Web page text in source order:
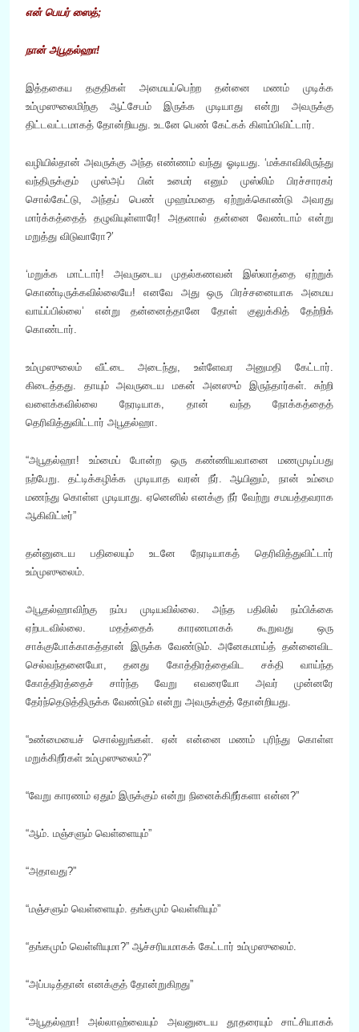
என் பெயர் ஸைத்;
நான் அபூதல்ஹா!
இத்தகைய தகுதிகள் அமையப்பெற்ற தன்னை மணம் முடிக்க
உம்முஸுலைமிற்கு ஆட்சேபம் இருக்க முடியாது என்று அவருக்கு
திட்டவட்டமாகத் தோன்றியது. உடனே பெண் கேட்கக் கிளம்பிவிட்டார்.
வழியில்தான் அவருக்கு அந்த எண்ணம் வந்து ஓடியது. ‘மக்காவிலிருந்து
வந்திருக்கும் முஸ்அப் பின் உமைர் எனும் முஸ்லிம் பிரச்சாரகர்
சொல்கேட்டு, அந்தப் பெண் முஹம்மதை ஏற்றுக்கொண்டு அவரது
மார்க்கத்தைத் தழுவியுள்ளாரே! அதனால் தன்னை வேண்டாம் என்று
மறுத்து விடுவாரோ?’
‘மறுக்க மாட்டார்! அவருடைய முதல்கணவன் இஸ்லாத்தை ஏற்றுக்
கொண்டிருக்கவில்லையே! எனவே அது ஒரு பிரச்சனையாக அமைய
வாய்ப்பில்லை’ என்று தன்னைத்தானே தோள் குலுக்கித் தேற்றிக்
கொண்டார்.
உம்முஸுலைம் வீட்டை அடைந்து, உள்ளேவர அனுமதி கேட்டார்.
கிடைத்தது. தாயும் அவருடைய மகன் அனஸும் இருந்தார்கள். சுற்றி
வளைக்கவில்லை நேரடியாக, தான் வந்த நோக்கத்தைத்
தெரிவித்துவிட்டார் அபூதல்ஹா.
“அபூதல்ஹா! உம்மைப் போன்ற ஒரு கண்ணியவானை மணமுடிப்பது
நற்பேறு. தட்டிக்கழிக்க முடியாத வரன் நீர். ஆயினும், நான் உம்மை
மணந்து கொள்ள முடியாது. ஏனெனில் எனக்கு நீர் வேற்று சமயத்தவராக
ஆகிவிட்டீர்”
தன்னுடைய பதிலையும் உடனே நேரடியாகத் தெரிவித்துவிட்டார்
உம்முஸுலைம்.
அபூதல்ஹாவிற்கு நம்ப முடியவில்லை. அந்த பதிலில் நம்பிக்கை
ஏற்படவில்லை. மதத்தைக் காரணமாகக் கூறுவது ஒரு
சாக்குபோக்காகத்தான் இருக்க வேண்டும். அனேகமாய்த் தன்னைவிட
செல்வந்தனையோ, தனது கோத்திரத்தைவிட சக்தி வாய்ந்த
கோத்திரத்தைச் சார்ந்த வேறு எவரையோ அவர் முன்னரே
தேர்ந்தெடுத்திருக்க வேண்டும் என்று அவருக்குத் தோன்றியது.
“உண்மையைச் சொல்லுங்கள். ஏன் என்னை மணம் புரிந்து கொள்ள
மறுக்கிறீர்கள் உம்முஸுலைம்?”
“வேறு காரணம் ஏதும் இருக்கும் என்று நினைக்கிறீர்களா என்ன?”
“ஆம். மஞ்சளும் வெள்ளையும்”
“அதாவது?”
“மஞ்சளும் வெள்ளையும். தங்கமும் வெள்ளியும்”
“தங்கமும் வெள்ளியுமா?” ஆச்சரியமாகக் கேட்டார் உம்முஸுலைம்.
“அப்படித்தான் எனக்குத் தோன்றுகிறது”
“அபூதல்ஹா! அல்லாஹ்வையும் அவனுடைய தூதரையும் சாட்சியாகக்